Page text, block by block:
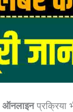
ऑनलाइनप्रक्रिया